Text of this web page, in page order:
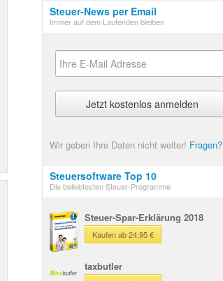
Steuer-News per Email
Immer auf dem Laufenden bleiben
Wir geben Ihre Daten nicht weiter! Fragen?
Steuersoftware Top 10
Die beliebtesten Steuer-Programme
Steuer-Spar-Erklärung 2018
Kaufen ab 24,95 €
taxbutler